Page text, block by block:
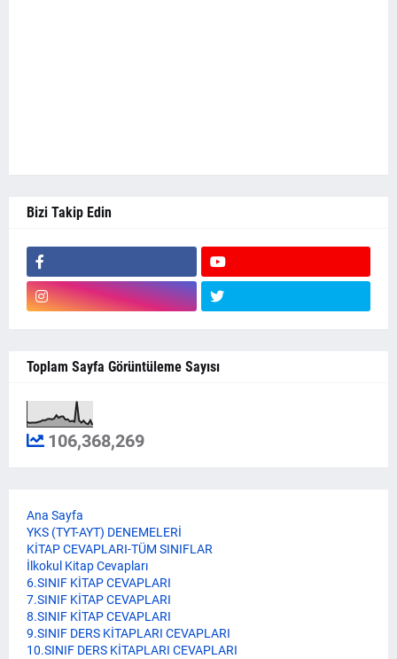
Bizi Takip Edin
Toplam Sayfa Görüntüleme Sayısı
106,368,269
Ana Sayfa
YKS (TYT-AYT) DENEMELERİ
KİTAP CEVAPLARI-TÜM SINIFLAR
İlkokul Kitap Cevapları
6.SINIF KİTAP CEVAPLARI
7.SINIF KİTAP CEVAPLARI
8.SINIF KİTAP CEVAPLARI
9.SINIF DERS KİTAPLARI CEVAPLARI
10.SINIF DERS KİTAPLARI CEVAPLARI